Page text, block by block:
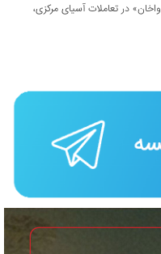
در تعاملات آسیای مرکزی،